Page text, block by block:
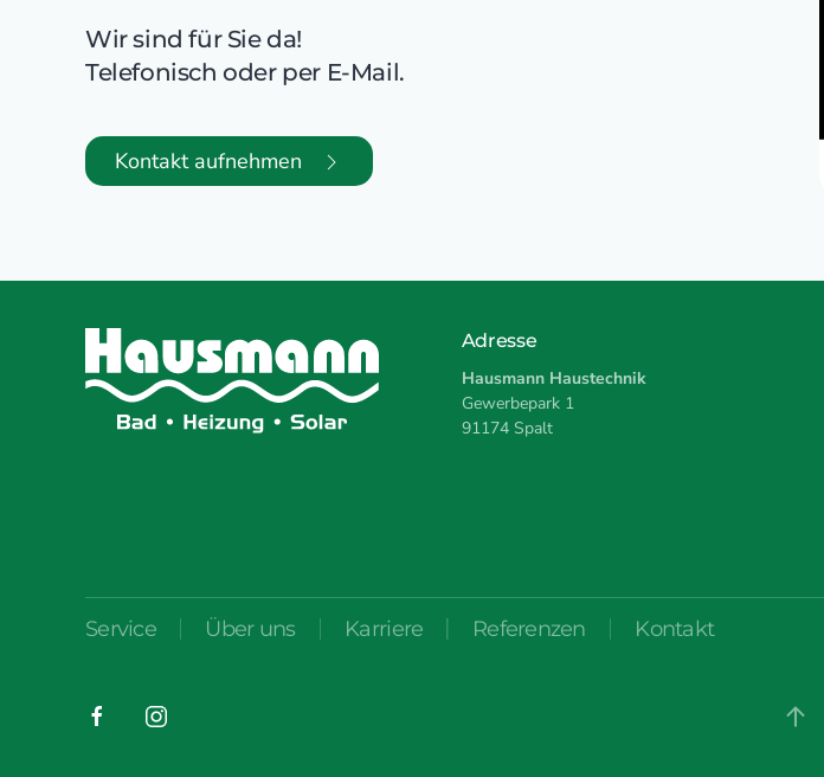
Wir sind für Sie da!
Telefonisch oder per E-Mail.
Kontakt aufnehmen
Adresse
Hausmann Haustechnik
Gewerbepark 1
91174 Spalt
Service Über uns Karriere Referenzen Kontakt